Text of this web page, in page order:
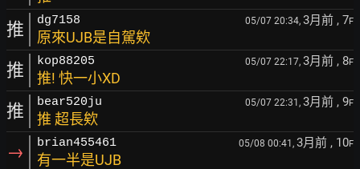
推 dg7158 05/07 20:34, 3月前 , 7F
原來UJB是自駕欸
推 kop88205 05/07 22:17, 3月前 , 8F
推! 快一小XD
推 bear520ju 05/07 22:31, 3月前 , 9F
推 超長欸
→ brian455461 05/08 00:41, 3月前 , 10F
有一半是UJB